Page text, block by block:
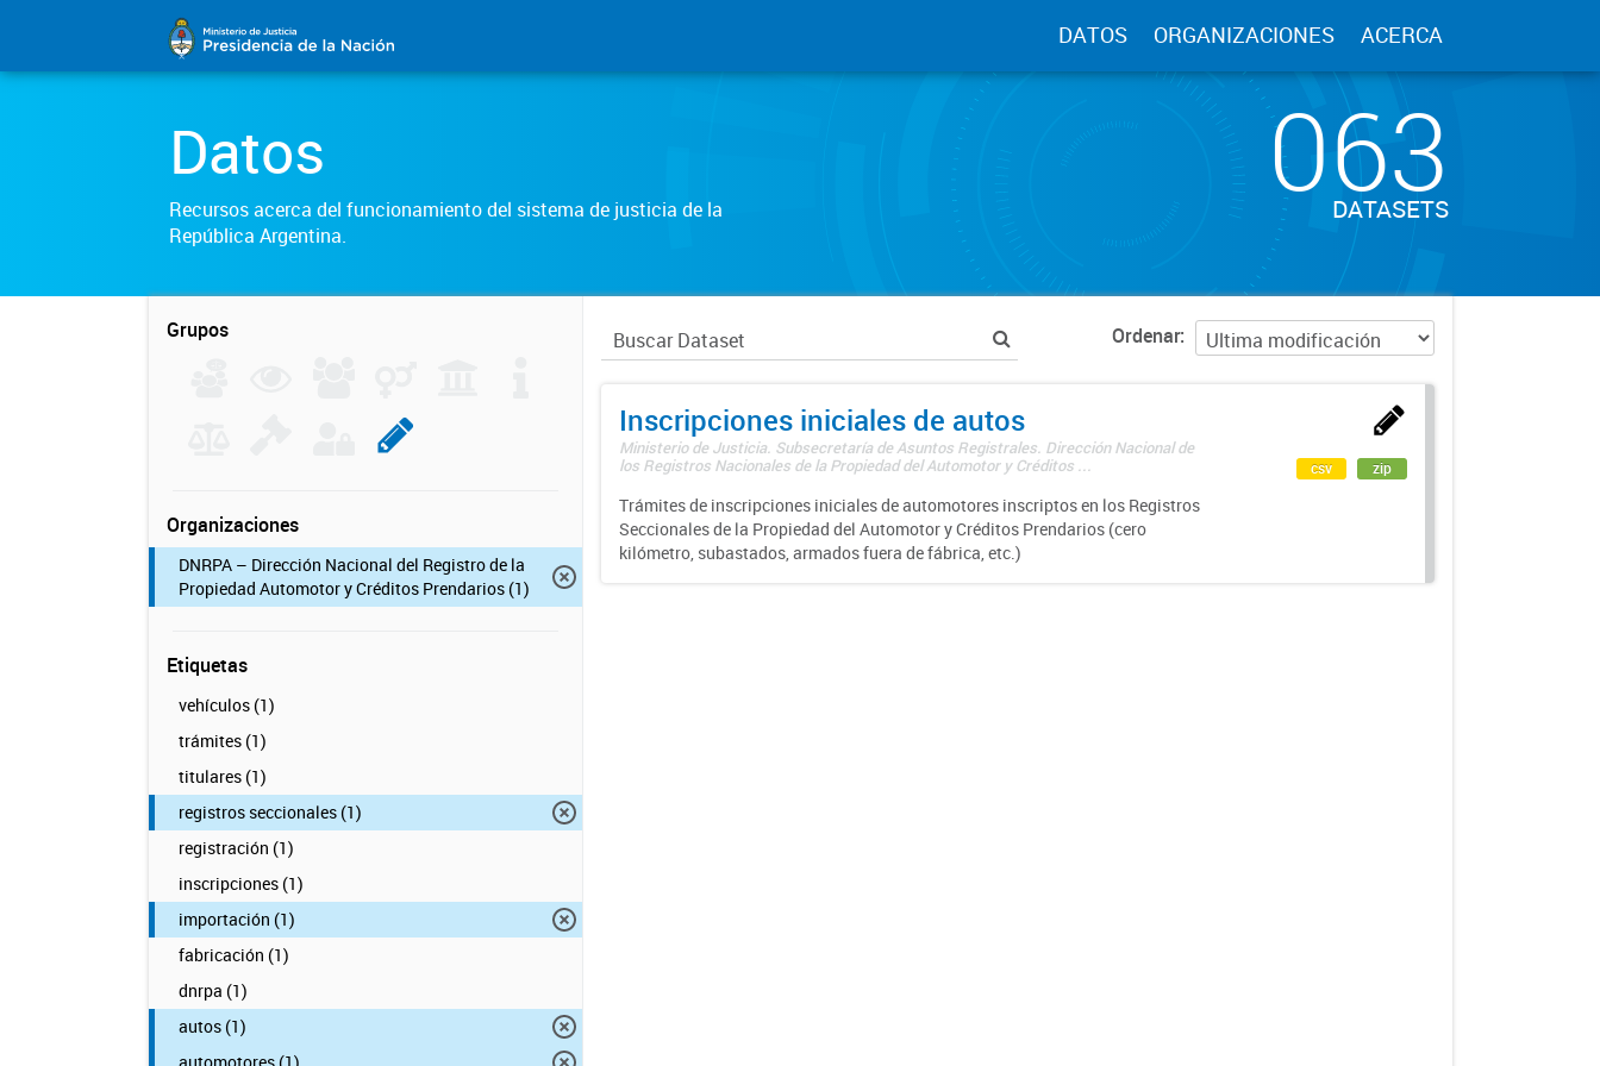
DATOS ORGANIZACIONES ACERCA
Datos
Recursos acerca del funcionamiento del sistema de justicia de la
República Argentina.
063
DATASETS
Grupos
Organizaciones
DNRPA – Dirección Nacional del Registro de la
Propiedad Automotor y Créditos Prendarios (1)
Etiquetas
vehículos (1)
trámites (1)
titulares (1)
registros seccionales (1)
registración (1)
inscripciones (1)
importación (1)
fabricación (1)
dnrpa (1)
autos (1)
Ordenar
Inscripciones iniciales de autos
Ministerio de Justicia. Subsecretaría de Asuntos Registrales. Dirección Nacional de
los Registros Nacionales de la Propiedad del Automotor y Créditos ...
Trámites de inscripciones iniciales de automotores inscriptos en los Registros
Seccionales de la Propiedad del Automotor y Créditos Prendarios (cero
kilómetro, subastados, armados fuera de fábrica, etc.)
csv zip